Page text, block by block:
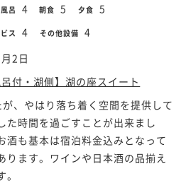
風呂 4 朝食 5 夕食 5
ス 4 その他設備 4
2日
呂付・湖側】湖の座スイート
、やはり落ち着く空間を提供して
た時間を過ごすことが出来まし
酒も基本は宿泊料金込みとなって
ります。ワインや日本酒の品揃え